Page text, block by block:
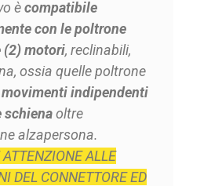
ècompatibile
con le poltrone
(2) motori, reclinabili,
ossia quelle poltrone
indipendenti
schienaoltre
alzapersona.
ATTENZIONE ALLE
DEL CONNETTORE ED